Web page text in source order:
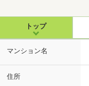
トップ
マンション名
住所